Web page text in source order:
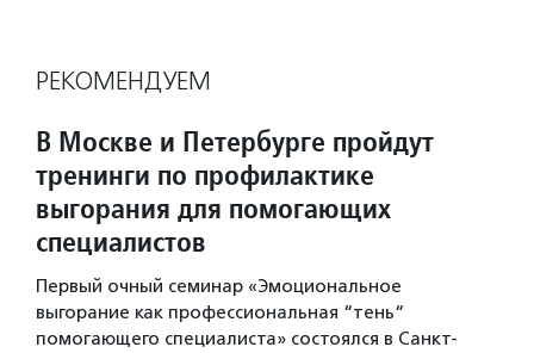
РЕКОМЕНДУЕМ
В Москве и Петербурге пройдут
тренинги по профилактике
выгорания для помогающих
специалистов
Первый очный семинар «Эмоциональное
выгорание как профессиональная “тень“
помогающего специалиста» состоялся в Санкт-